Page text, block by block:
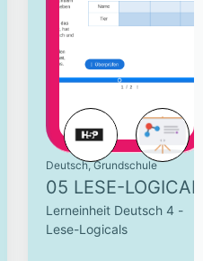
Deutsch, Grundschule
05 LESE-LOGICAL
Lerneinheit Deutsch 4 -
Lese-Logicals